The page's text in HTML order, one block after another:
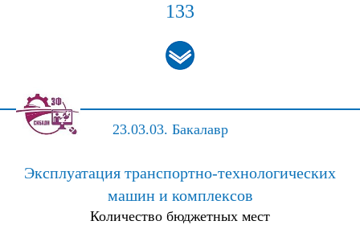
133
23.03.03. Бакалавр
Эксплуатация транспортно-технологических
машин и комплексов
Количество бюджетных мест